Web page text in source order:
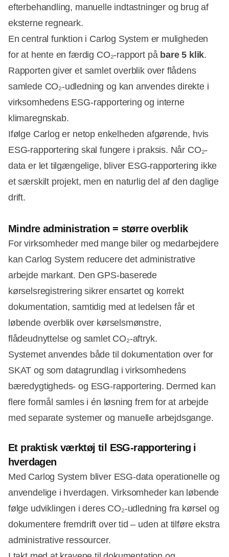
efterbehandling, manuelle indtastninger og brug af
eksterne regneark.
En central funktion i Carlog System er muligheden
for at hente en færdig CO₂-rapport påbare 5 klik.
Rapporten giver et samlet overblik over flådens
samlede CO₂-udledning og kan anvendes direkte i
virksomhedens ESG-rapportering og interne
klimaregnskab.
Ifølge Carlog er netop enkelheden afgørende, hvis
ESG-rapportering skal fungere i praksis. Når CO₂-
data er let tilgængelige, bliver ESG-rapportering ikke
et særskilt projekt, men en naturlig del af den daglige
drift.
Mindre administration = større overblik
For virksomheder med mange biler og medarbejdere
kan Carlog System reducere det administrative
arbejde markant. Den GPS-baserede
kørselsregistrering sikrer ensartet og korrekt
dokumentation, samtidig med at ledelsen får et
løbende overblik over kørselsmønstre,
flådeudnyttelse og samlet CO₂-aftryk.
Systemet anvendes både til dokumentation over for
SKAT og som datagrundlag i virksomhedens
bæredygtigheds- og ESG-rapportering. Dermed kan
flere formål samles i én løsning frem for at arbejde
med separate systemer og manuelle arbejdsgange.
Et praktisk værktøj til ESG-rapportering i
hverdagen
Med Carlog System bliver ESG-data operationelle og
anvendelige i hverdagen. Virksomheder kan løbende
følge udviklingen i deres CO₂-udledning fra kørsel og
dokumentere fremdrift over tid – uden at tilføre ekstra
administrative ressourcer.